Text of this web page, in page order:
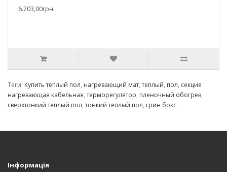
6.703,00грн.
Теги: Купить теплый пол, нагревающий мат,теплый, пол, секция
нагревающая кабельная,терморегулятор, пленочный обогрев,
сверхтонкий теплый пол,тонкий теплый пол, грин бокс
Інформація